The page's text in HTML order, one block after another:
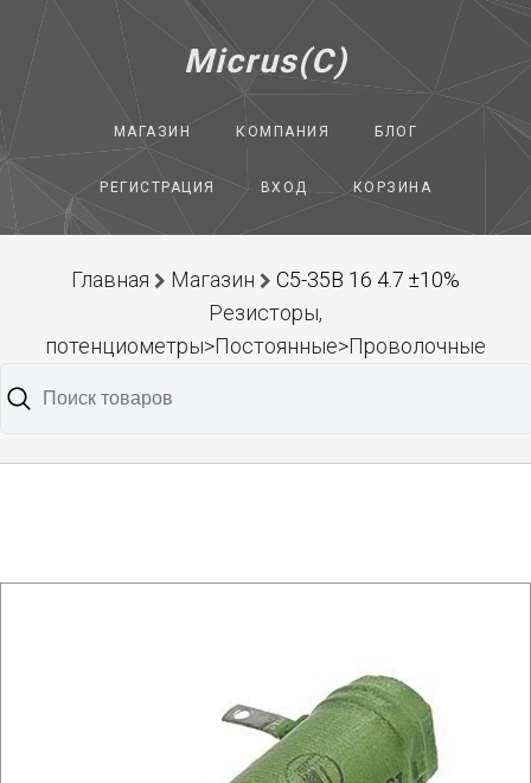
Micrus(C)
МАГАЗИН КОМПАНИЯ БЛОГ
РЕГИСТРАЦИЯ ВХОД КОРЗИНА
Главная Магазин
С5-35В 16 4.7 ±10%
Резисторы,
потенциометры>Постоянные>Проволочные